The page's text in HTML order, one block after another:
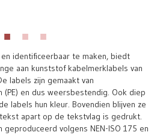
identificeerbaar te maken, biedt
aan kunststof kabelmerklabels van
labels zijn gemaakt van
en dus weersbestendig. Ook diep
labels hun kleur. Bovendien blijven ze
apart op de tekstvlag is gedrukt.
volgens NEN-ISO 175 en